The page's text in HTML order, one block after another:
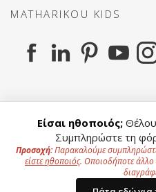
MATHARIKOU KIDS
MATHARIKOU AGENCY
Copyright ©2026 All
Είσαι ηθοποιός;
Συμπληρώστε τη
Προσοχή:Παρακαλούμε
είστε ηθοποιός. Οποιοδήποτε άλλο
To offer a better
Privacy Policy